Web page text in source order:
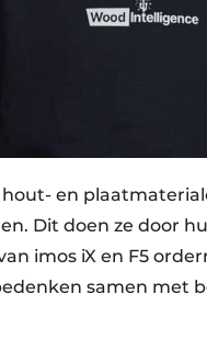
en
Dit doen ze door
imos iX en F5
samen met